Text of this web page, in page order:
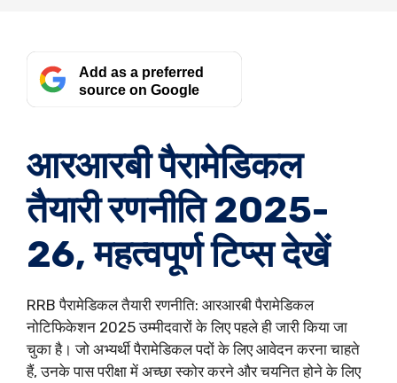
Add as a preferred
source on Google
आरआरबी पैरामेडिकल
तैयारी रणनीति 2025-
26, महत्वपूर्ण टिप्स देखें
RRB पैरामेडिकल तैयारी रणनीति: आरआरबी पैरामेडिकल
नोटिफिकेशन 2025 उम्मीदवारों के लिए पहले ही जारी किया जा
चुका है। जो अभ्यर्थी पैरामेडिकल पदों के लिए आवेदन करना चाहते
हैं, उनके पास परीक्षा में अच्छा स्कोर करने और चयनित होने के लिए